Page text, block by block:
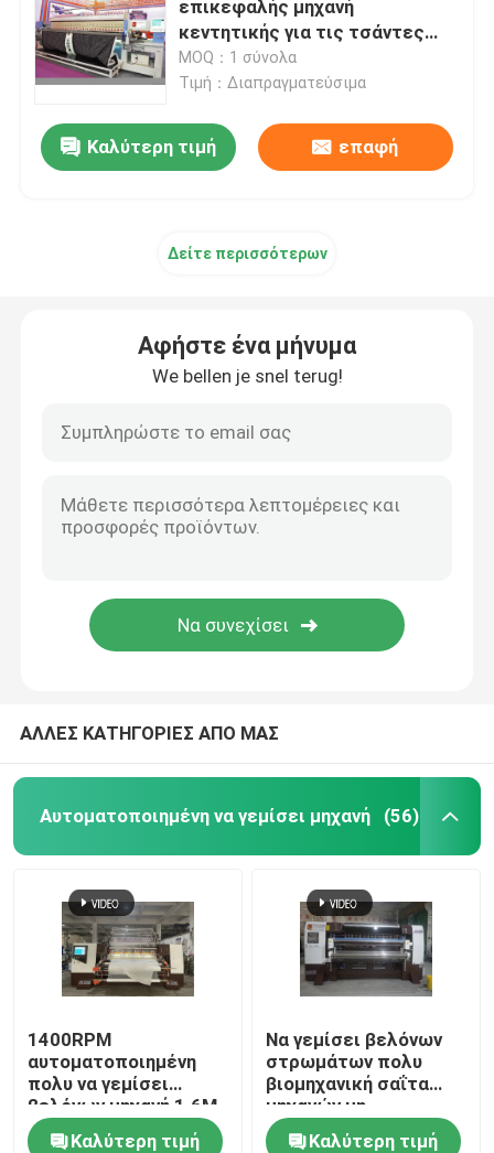
πάπλωμα που κατασκευάζει τη μηχανή
να γεμίσει βελονιών κλειδαριών μηχανή
Ενιαία να γεμίσει βελόνων μηχανή
Υφαντική τέμνουσα μηχανή
επικεφαλής μηχανή
κεντητικής για τις τσάντες
160CM 210CM 240CM 280CM
MOQ：1 σύνολα
Τιμή：Διαπραγματεύσιμα
Καλύτερη τιμή επαφή
Δείτε περισσότερων
Αφήστε ένα μήνυμα
We bellen je snel terug!
ΑΛΛΕΣ ΚΑΤΗΓΟΡΙΕΣ ΑΠΟ ΜΑΣ
Αυτοματοποιημένη να γεμίσει μηχανή (56)
1400RPM
αυτοματοποιημένη
πολυ να γεμίσει
βελόνων μηχανή 1.6M
σαΐτα ενδυμάτων
Καλύτερη τιμή
Να γεμίσει βελόνων
στρωμάτων πολυ
βιομηχανική σαΐτα
μηχανών μη
αυτοματοποιημένη
Καλύτερη τιμή